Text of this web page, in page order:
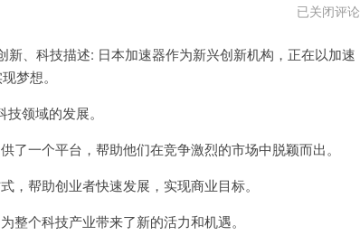
日
速
已关闭评论
、科技描述: 日本加速器作为新兴创新机构，正在以加速
梦想。
领域的发展。
一个平台，帮助他们在竞争激烈的市场中脱颖而出。
帮助创业者快速发展，实现商业目标。
个科技产业带来了新的活力和机遇。